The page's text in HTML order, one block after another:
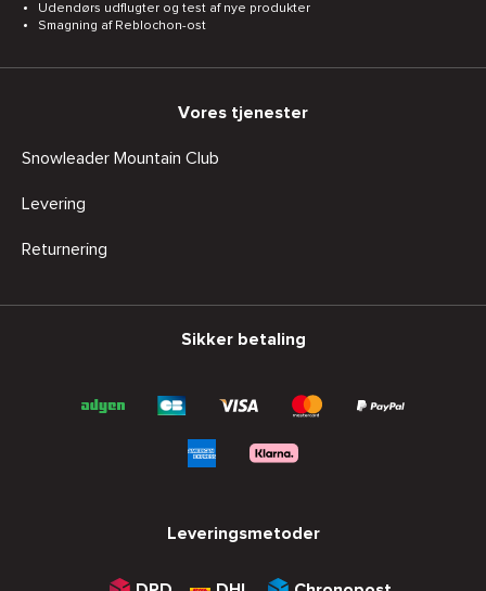
Udendørs udflugter og test af nye produkter
Smagning af Reblochon-ost
Vores tjenester
Snowleader Mountain Club
Levering
Returnering
Sikker betaling
Leveringsmetoder